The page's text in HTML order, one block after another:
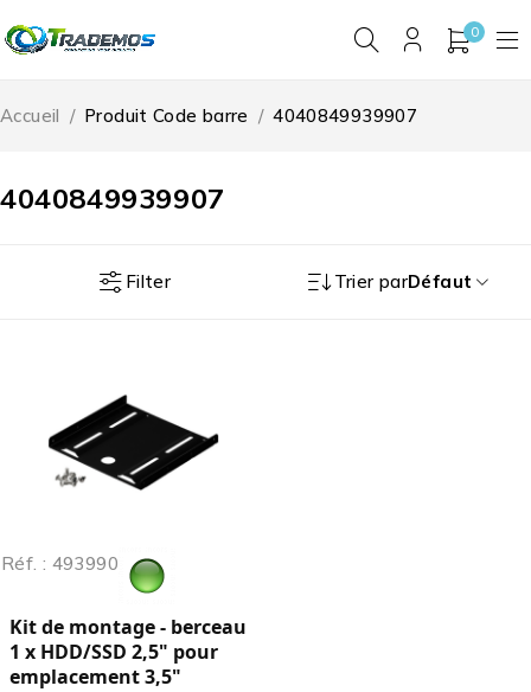
0
4040849939907
Accueil / Produit Code barre / 4040849939907
Filter Trier parDéfaut
Réf. : 493990
Kit de montage - berceau
1 x HDD/SSD 2,5" pour
emplacement 3,5"